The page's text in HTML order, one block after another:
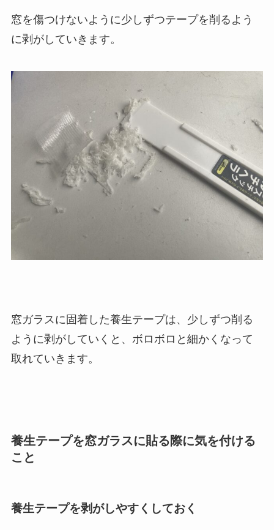
窓を傷つけないように少しずつテープを削るよう
に剥がしていきます。
窓ガラスに固着した養生テープは、少しずつ削る
ように剥がしていくと、ボロボロと細かくなって
取れていきます。
養生テープを窓ガラスに貼る際に気を付ける
こと
養生テープを剥がしやすくしておく